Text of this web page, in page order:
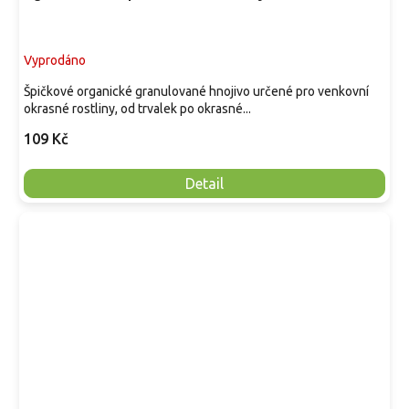
Vyprodáno
109 Kč
Detail
Špičkové organické granulované hnojivo určené pro venkovní
okrasné rostliny, od trvalek po okrasné...